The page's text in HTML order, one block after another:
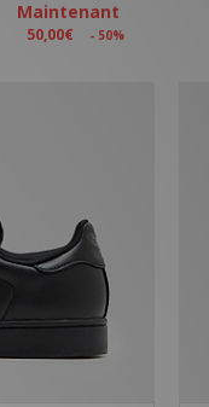
Maintenant
50,00€ - 50%